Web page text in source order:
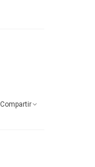
Compartir